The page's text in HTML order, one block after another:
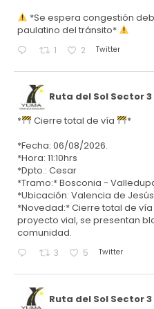
*Se espera congestión
paulatino del tránsito*
1 2 Twitter
Ruta del Sol Sector 3
* Cierre total de vía
*
*Fecha: 06/08/2026.
*Hora: 11:10hrs
*Dpto.: Cesar
*Tramo:* Bosconia -
*Ubicación: Valencia de
*Novedad:* Cierre total de
proyecto vial, se presentan
comunidad.
3 5 Twitter
Ruta del Sol Sector 3